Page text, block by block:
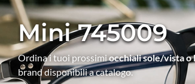
Mini 745009
Ordina i tuoi prossimiocchiali sole/vista
brand disponibili a catalogo.